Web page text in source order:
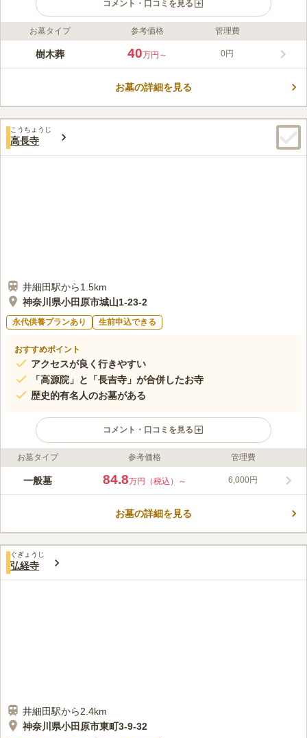
コメント・口コミを見る
ライフドット編集部のコメント
当墓苑は、50年という長期の個別納骨が大きな特長です。将来の
画同一価格という明快な料金体系に加え、宗旨宗派を問わず、石
人の個性を尊重し、ご家族に寄り添う新しい供養のカタチをご提
案いたします。
口コミ評価
この霊園はまだ誰からも評価されていません。
お墓タイプ 参考価格 管理費
樹木葬 40万円～ 0円
お墓の詳細を見る
こうちょうじ
高長寺
井細田駅から1.5km
神奈川県小田原市城山1-23-2
永代供養プランあり 生前申込できる
おすすめポイント
アクセスが良く行きやすい
「高源院」と「長吉寺」が合併したお寺
歴史的有名人のお墓がある
コメント・口コミを見る
ライフドット編集部のコメント
曹洞宗に帰属して、心穏やかに眠れます。 かつて境内には、市
現在は残念ながら枯れてしまい、今では見ることができません
口コミ評価
この霊園はまだ誰からも評価されていません。
お墓タイプ 参考価格 管理費
一般墓 84.8万円（税込）～ 6,000円
お墓の詳細を見る
ぐぎょうじ
弘経寺
井細田駅から2.4km
神奈川県小田原市東町3-9-32